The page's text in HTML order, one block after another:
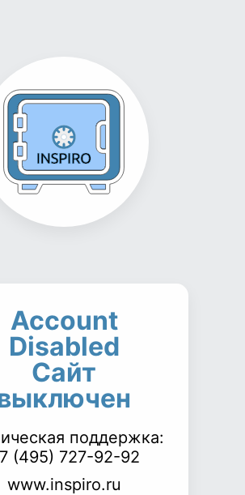
Account
Disabled
Сайт
поддержка:
(495) 727-92-92
www.inspiro.ru